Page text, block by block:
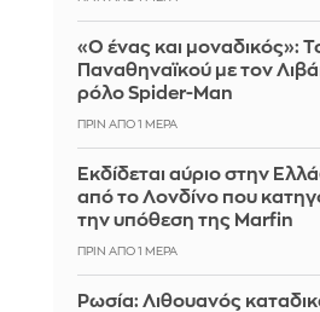
«Ο ένας και μοναδικός»:
Παναθηναϊκού με τον
ρόλο Spider-Man
ΠΡΙΝ ΑΠΌ 1 ΜΈΡΑ
Εκδίδεται αύριο στην
από το Λονδίνο που
την υπόθεση της Marfin
ΠΡΙΝ ΑΠΌ 1 ΜΈΡΑ
Ρωσία: Λιθουανός